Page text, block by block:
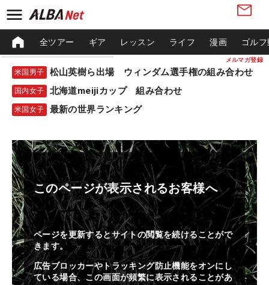
メルマガ登録
全ツアー ギア レッスン ライフ 漫画 ゴル
米国男子 松山英樹ら出場 ウィンダム選手権の組み合わせ
国内女子 北海道meijiカップ 組み合わせ
米国女子 最新の世界ランキング
このページが表示されるお客様へ
ページを更新するとサイトの閲覧を続けることがで
きます。
広告ブロッカーやトラッキング防止機能をオンにし
ている場合、この画面が頻繁に表示されることがあ